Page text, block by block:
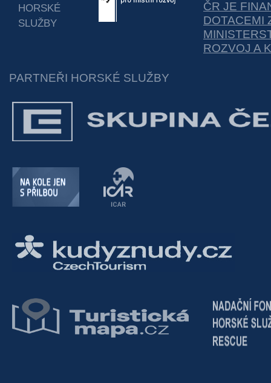
HORSKÉ
SLUŽBY
ČR JE
DOTACEMI
ROZVOJ A
PARTNEŘI HORSKÉ SLUŽBY